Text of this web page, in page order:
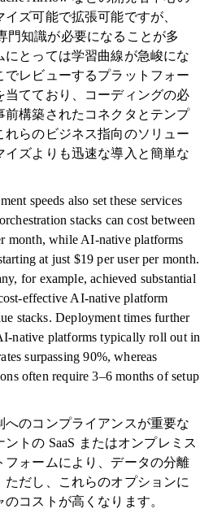
ズ可能で拡張可能ですが、
門知識が必要になることが多
にとっては学習曲線が急峻にな
でレビューするプラットフォー
当てており、コーディングの必
前構築されたコネクタとテンプ
れらのビジネス指向のソリュー
イズよりも迅速な導入と簡単な
speeds also set these services
stacks can cost between
month, while AI-native platforms
at just $19 per user per month.
for example, achieved substantial
effective AI-native platform
stacks. Deployment times further
native platforms typically roll out in
surpassing 90%, whereas
often require 3–6 months of setup
のコンプライアンスが重要な
トの SaaS またはオンプレミス
フォームにより、データの分離
ただし、これらのオプションに
コストが高くなります。